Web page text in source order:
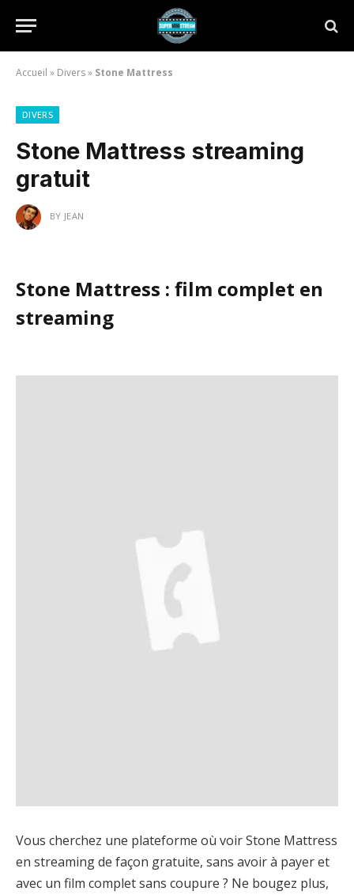
Accueil » Divers» Stone Mattress
DIVERS
Stone Mattress streaming
gratuit
BY JEAN
Stone Mattress : film complet en
streaming
Vous cherchez une plateforme où voir Stone Mattress
en streaming de façon gratuite, sans avoir à payer et
avec un film complet sans coupure ? Ne bougez plus,